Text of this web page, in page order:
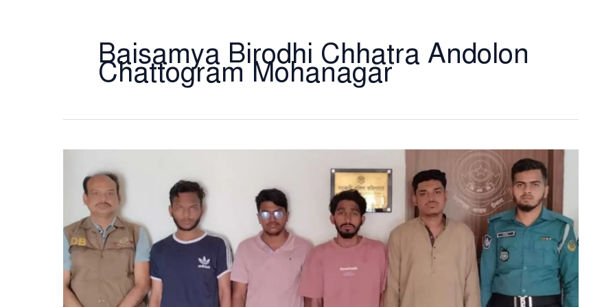
Baisamya Birodhi Chhatra Andolon
Chattogram Mohanagar